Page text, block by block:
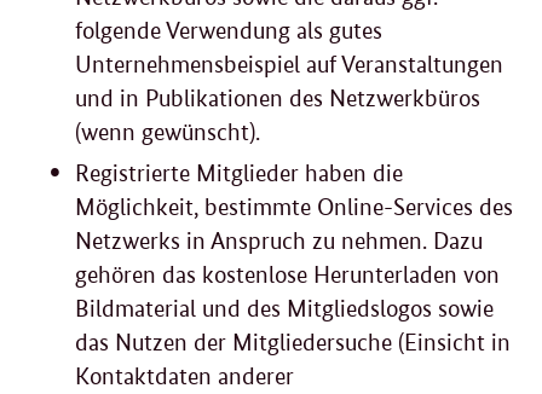
folgende Verwendung als gutes
Unternehmensbeispiel auf Veranstaltungen
und in Publikationen des Netzwerkbüros
(wenn gewünscht).
Registrierte Mitglieder haben die
Möglichkeit, bestimmte Online-Services des
Netzwerks in Anspruch zu nehmen. Dazu
gehören das kostenlose Herunterladen von
Bildmaterial und des Mitgliedslogos sowie
das Nutzen der Mitgliedersuche (Einsicht in
Kontaktdaten anderer